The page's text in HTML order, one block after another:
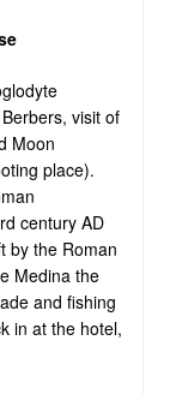
visit of
Moon
place).
century AD
by the Roman
Medina the
and fishing
in at the hotel,